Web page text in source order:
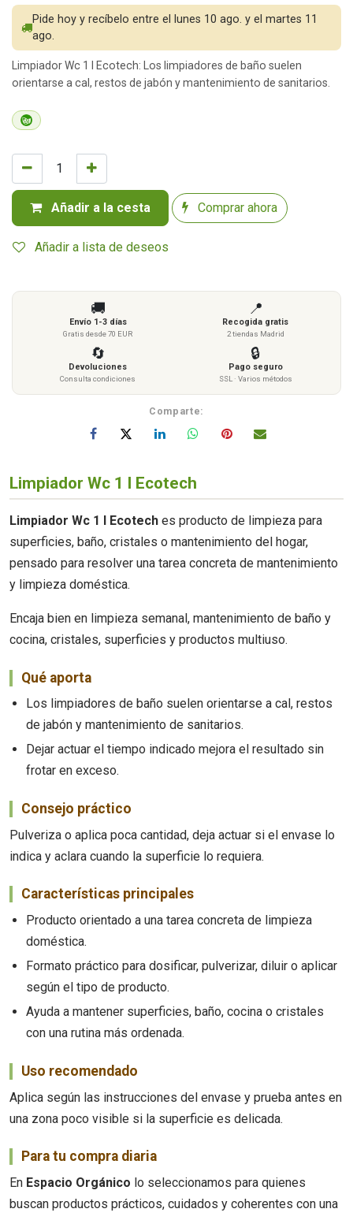
Añadir a la cesta Comprar ahora
Añadir a lista de deseos
Pide hoy y recíbelo entre el lunes 10 ago. y el martes 11
ago.
Limpiador Wc 1 l Ecotech: Los limpiadores de baño suelen
orientarse a cal, restos de jabón y mantenimiento de sanitarios.
🚚
Envío 1-3 días
Gratis desde 70 EUR
📍
Recogida gratis
2 tiendas Madrid
🔄
Devoluciones
Consulta condiciones
🔒
Pago seguro
SSL · Varios métodos
Comparte:
Limpiador Wc 1 l Ecotech
Limpiador Wc 1 l Ecotech es producto de limpieza para
superficies, baño, cristales o mantenimiento del hogar,
pensado para resolver una tarea concreta de mantenimiento
y limpieza doméstica.
Encaja bien en limpieza semanal, mantenimiento de baño y
cocina, cristales, superficies y productos multiuso.
Qué aporta
Los limpiadores de baño suelen orientarse a cal, restos
de jabón y mantenimiento de sanitarios.
Dejar actuar el tiempo indicado mejora el resultado sin
frotar en exceso.
Consejo práctico
Pulveriza o aplica poca cantidad, deja actuar si el envase lo
indica y aclara cuando la superficie lo requiera.
Características principales
Producto orientado a una tarea concreta de limpieza
doméstica.
Formato práctico para dosificar, pulverizar, diluir o aplicar
según el tipo de producto.
Ayuda a mantener superficies, baño, cocina o cristales
con una rutina más ordenada.
Uso recomendado
Aplica según las instrucciones del envase y prueba antes en
una zona poco visible si la superficie es delicada.
Para tu compra diaria
En Espacio Orgánico lo seleccionamos para quienes
buscan productos prácticos, cuidados y coherentes con una